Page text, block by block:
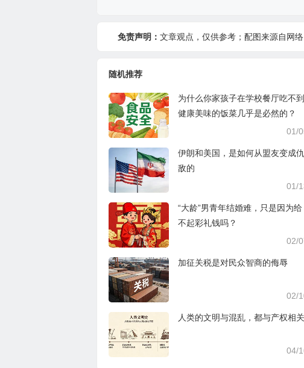
免责声明： 文章观点，仅供参考；配图来源自网
随机推荐
为什么你家孩子在学校餐厅吃不到
健康美味的饭菜几乎是必然的？
01/
伊朗和美国，是如何从盟友变成仇
敌的
01/
“大龄”男青年结婚难，只是因为给
不起彩礼钱吗？
02/
加征关税是对民众智商的侮辱
02/
人类的文明与混乱，都与产权相关
04/